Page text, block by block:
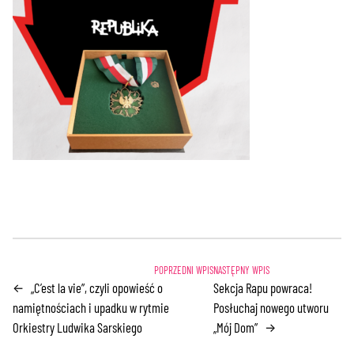
← „C’est la vie”, czyli opowieść o
namiętnościach i upadku w rytmie
Orkiestry Ludwika Sarskiego
Sekcja Rapu powraca!
Posłuchaj nowego utworu
„Mój Dom” →